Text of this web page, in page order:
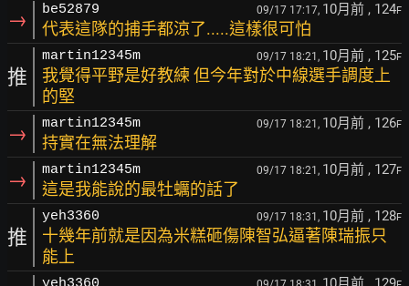
→ be52879 09/17 17:17, 10月前 , 124F
代表這隊的捕手都涼了.....這樣很可怕
推
martin12345m 09/17 18:21, 10月前 , 125F
我覺得平野是好教練 但今年對於中線選手調度上
的堅
→ martin12345m 09/17 18:21, 10月前 , 126F
持實在無法理解
→ martin12345m 09/17 18:21, 10月前 , 127F
這是我能說的最牡蠣的話了
推
yeh3360 09/17 18:31, 10月前 , 128F
十幾年前就是因為米糕砸傷陳智弘逼著陳瑞振只
能上